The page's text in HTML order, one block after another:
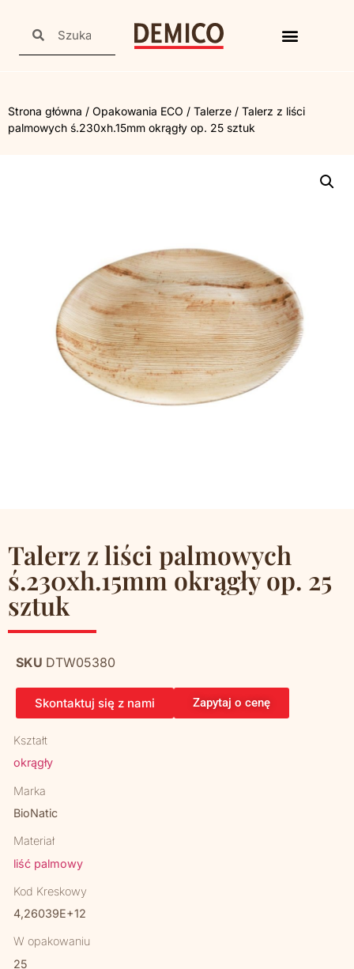
Strona główna / Opakowania ECO / Talerze / Talerz z liści
palmowych ś.230xh.15mm okrągły op. 25 sztuk
Talerz z liści palmowych
ś.230xh.15mm okrągły op. 25
sztuk
SKU DTW05380
Skontaktuj się z nami Zapytaj o cenę
Kształt
okrągły
Marka
BioNatic
Materiał
liść palmowy
Kod Kreskowy
4,26039E+12
W opakowaniu
25